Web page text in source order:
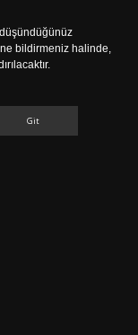
bildirmeniz halinde,